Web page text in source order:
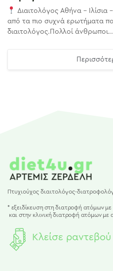
Διαιτολόγος Αθήνα –
από τα πιο συχνά ερωτήματα
διαιτολόγος.Πολλοί άνθρωποι...
Πτυχιούχος διαιτολόγος-
* εξειδίκευση στη διατροφή ατόμων
και στην κλινική διατροφή ατόμων με
Κλείσε ραντεβού